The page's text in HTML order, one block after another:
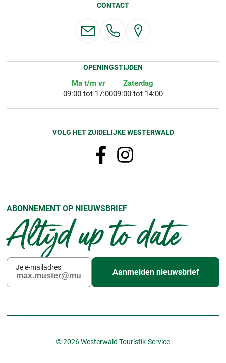
CONTACT
OPENINGSTIJDEN
Ma t/m vr
09:00 tot 17:00
Zaterdag
09:00 tot 14:00
VOLG HET ZUIDELIJKE WESTERWALD
ABONNEMENT OP NIEUWSBRIEF
Altijd up to date
Je e-mailadres
Aanmelden nieuwsbrief
© 2026 Westerwald Touristik-Service